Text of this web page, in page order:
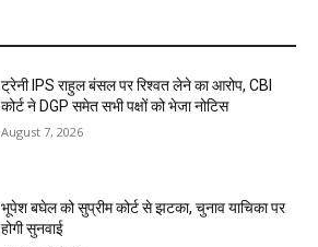
ट्रेनी IPS राहुल बंसल पर रिश्वत लेने का आरोप, CBI
कोर्ट ने DGP समेत सभी पक्षों को भेजा नोटिस
August 7, 2026
भूपेश बघेल को सुप्रीम कोर्ट से झटका, चुनाव याचिका पर
होगी सुनवाई